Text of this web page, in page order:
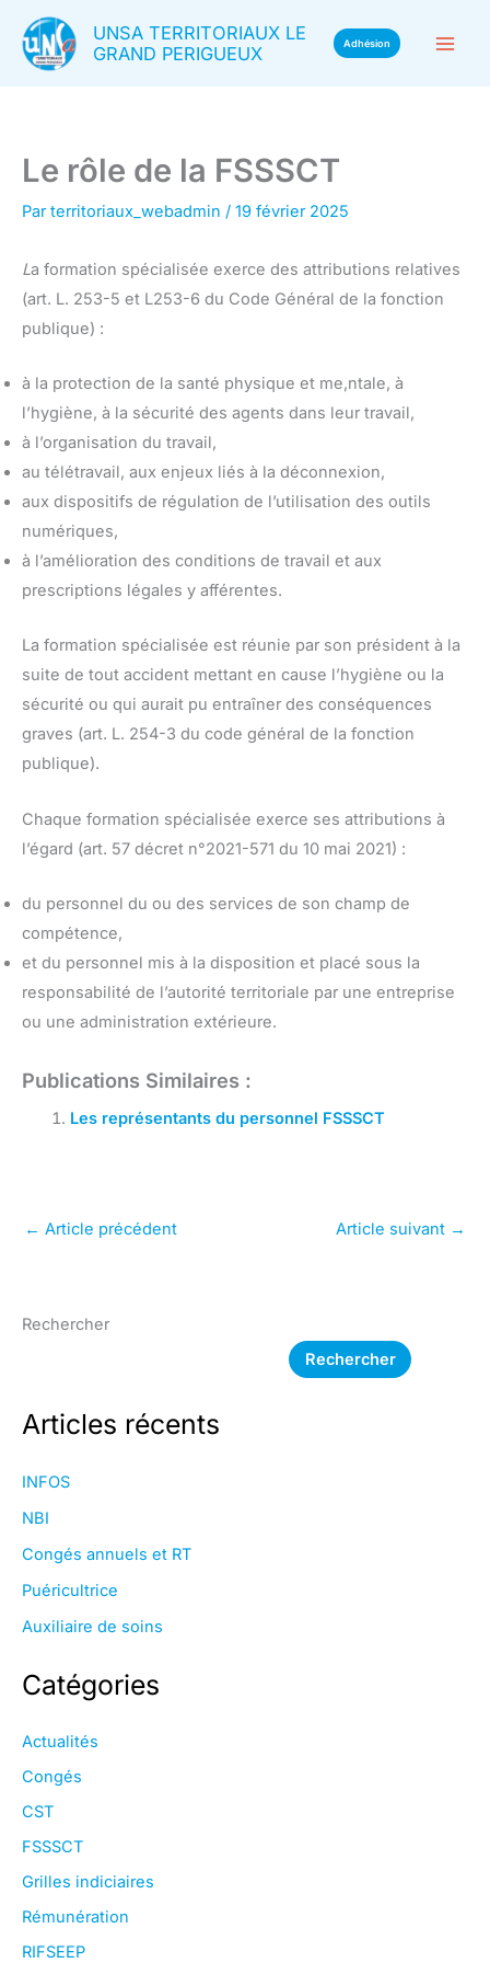
contenu
UNSA TERRITORIAUX LE
GRAND PERIGUEUX
Adhésion
Le rôle de la FSSSCT
Parterritoriaux_webadmin / 19 février 2025
La formation spécialisée exerce des attributions relatives
(art. L. 253-5 et L253-6 du Code Général de la fonction
publique) :
à la protection de la santé physique et me,ntale, à
l’hygiène, à la sécurité des agents dans leur travail,
à l’organisation du travail,
au télétravail, aux enjeux liés à la déconnexion,
aux dispositifs de régulation de l’utilisation des outils
numériques,
à l’amélioration des conditions de travail et aux
prescriptions légales y afférentes.
La formation spécialisée est réunie par son président à la
suite de tout accident mettant en cause l’hygiène ou la
sécurité ou qui aurait pu entraîner des conséquences
graves (art. L. 254-3 du code général de la fonction
publique).
Chaque formation spécialisée exerce ses attributions à
l’égard (art. 57 décret n°2021-571 du 10 mai 2021) :
du personnel du ou des services de son champ de
compétence,
et du personnel mis à la disposition et placé sous la
responsabilité de l’autorité territoriale par une entreprise
ou une administration extérieure.
Publications Similaires :
Les représentants du personnel FSSSCT
← Article précédent Article suivant →
Rechercher
Rechercher
Articles récents
INFOS
NBI
Congés annuels et RT
Puéricultrice
Auxiliaire de soins
Catégories
Actualités
Congés
CST
FSSSCT
Grilles indiciaires
Rémunération
RIFSEEP